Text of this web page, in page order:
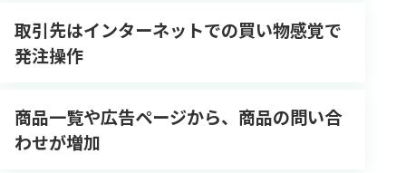
取引先はインターネットでの買い物感覚で
発注操作
商品一覧や広告ページから、商品の問い合
わせが増加